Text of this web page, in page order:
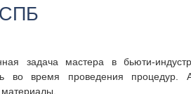
задача мастера в бьюти-
во время проведения процедур.